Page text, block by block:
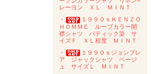
レーヨン ＸＬ ＭＩＮＴ
・
１９９０ｓＫＥＮＺＯ
ＨＯＭＭＥ ループカラー開
襟シャツ バティック染 サ
イズＦ ＸＬ程度 ＭＩＮＴ
・
１９９０ｓジョンブレ
ア ジャックシャツ ベージ
ュ サイズＬ ＭＩＮＴ